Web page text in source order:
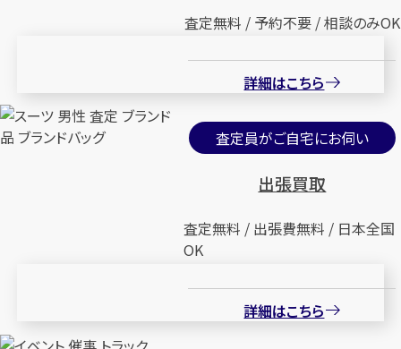
査定無料 / 予約不要 / 相談のみOK
詳細はこちら
査定員がご自宅にお伺い
出張買取
査定無料 / 出張費無料 / 日本全国
OK
詳細はこちら